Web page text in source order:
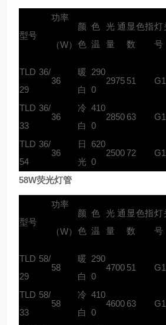
型号
功率
颜
色
色
温
光通
量
显色指
数
灯
号
（W）
TLD 36/
29
36
暖
白
290
0
2975 51
TLD 36/
33
36
冷
白
410
0
2850 63
TLD 36/
54
36
日
光
620
0
250072
58W荧光灯管
型号
功率
颜
色
色
温
光通
量
显色指
数
灯
号
（W）
TLD 58/
29
58
暖
白
290
0
4700 51
TLD 58/
33
58
冷
白
410
0
4600 63